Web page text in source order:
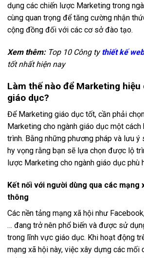
dụng các chiến lược Marketing trong
cùng quan trọng để tăng cường nhận
cộng đồng đối với các cơ sở đào tạo.
Xem thêm:Top 10 Công ty thiết kế
tốt nhất hiện nay
Làm thế nào để Marketing hiệu
giáo dục?
Để Marketing giáo dục tốt, cần phải
Marketing cho ngành giáo dục một cách
trình. Bằng những phương pháp và lưu ý
hy vọng rằng bạn sẽ lựa chọn được lộ
lược Marketing cho ngành giáo dục phù
Kết nối với người dùng qua các mạng
thông
Các nền tảng mạng xã hội như
… đang trở nên phổ biến và được sử
trong lĩnh vực giáo dục. Khi hoạt động
mạng xã hội này, việc xây dựng các mối